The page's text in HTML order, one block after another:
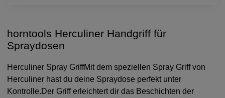
horntools Herculiner Handgriff für
Spraydosen
Herculiner Spray GriffMit dem speziellen Spray Griff von
Herculiner hast du deine Spraydose perfekt unter
Kontrolle.Der Griff erleichtert dir das Beschichten der